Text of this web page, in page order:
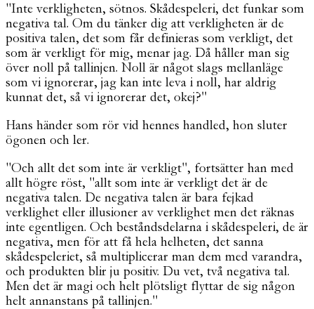
"Inte verkligheten, sötnos. Skådespeleri, det funkar som
negativa tal. Om du tänker dig att verkligheten är de
positiva talen, det som får definieras som verkligt, det
som är verkligt för mig, menar jag. Då håller man sig
över noll på tallinjen. Noll är något slags mellanläge
som vi ignorerar, jag kan inte leva i noll, har aldrig
kunnat det, så vi ignorerar det, okej?"
Hans händer som rör vid hennes handled, hon sluter
ögonen och ler.
"Och allt det som inte är verkligt", fortsätter han med
allt högre röst, "allt som inte är verkligt det är de
negativa talen. De negativa talen är bara fejkad
verklighet eller illusioner av verklighet men det räknas
inte egentligen. Och beståndsdelarna i skådespeleri, de är
negativa, men för att få hela helheten, det sanna
skådespeleriet, så multiplicerar man dem med varandra,
och produkten blir ju positiv. Du vet, två negativa tal.
Men det är magi och helt plötsligt flyttar de sig någon
helt annanstans på tallinjen."